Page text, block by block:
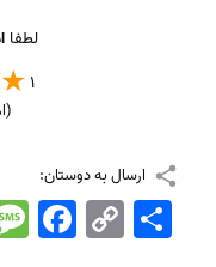
لطفا
1
ارسال به دوستان:
Facebook Copy
Link
اشتراک